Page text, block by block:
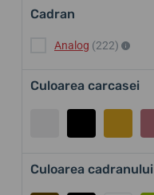
Cadran
Analog (222)
Culoarea carcasei
Culoarea cadranului